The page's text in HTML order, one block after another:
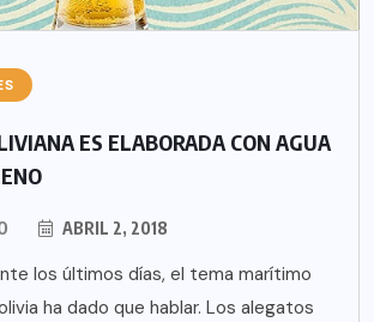
ES ELABORADA CON AGUA
ABRIL 2, 2018
los últimos días, el tema marítimo
ha dado que hablar. Los alegatos